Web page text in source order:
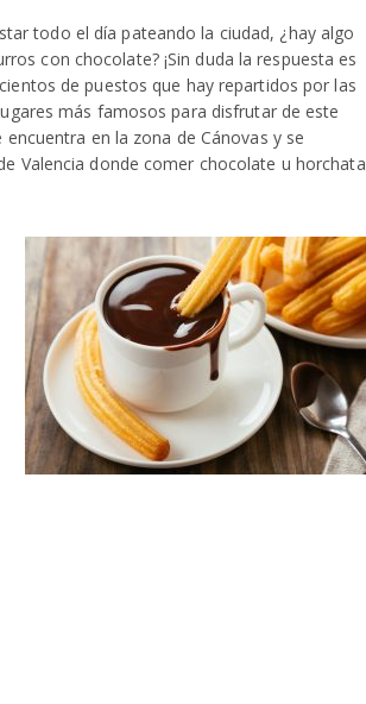
todo el día pateando la ciudad, ¿hay algo
con chocolate? ¡Sin duda la respuesta es
de puestos que hay repartidos por las
más famosos para disfrutar de este
en la zona de Cánovas y se
Valencia donde comer chocolate u horchata